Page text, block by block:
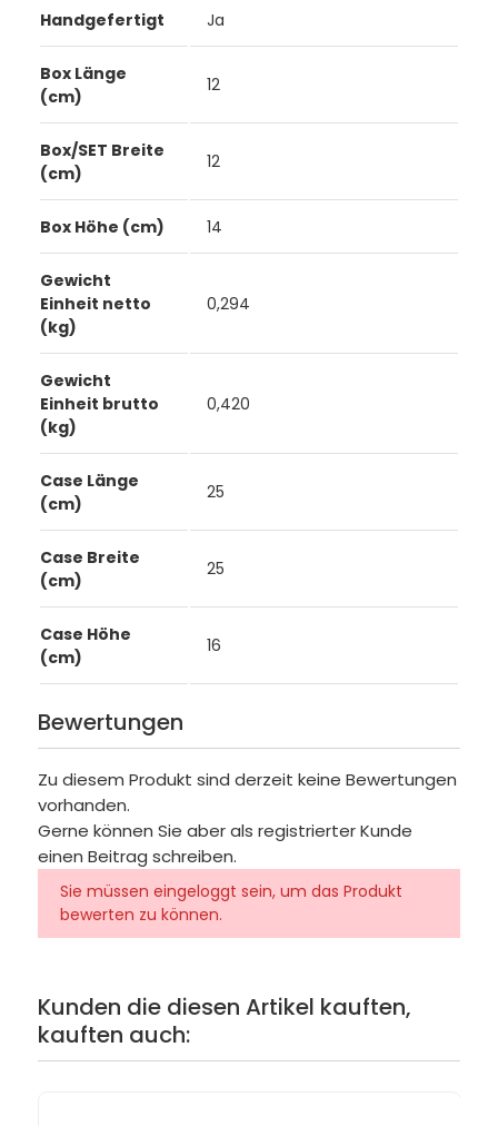
Handgefertigt Ja
Box Länge
(cm)
12
Box/SET Breite
(cm)
12
Box Höhe (cm) 14
Gewicht
Einheit netto
(kg)
0,294
Gewicht
Einheit brutto
(kg)
0,420
Case Länge
(cm)
25
Case Breite
(cm)
25
Case Höhe
(cm)
16
Bewertungen
Zu diesem Produkt sind derzeit keine Bewertungen
vorhanden.
Gerne können Sie aber als registrierter Kunde
einen Beitrag schreiben.
Sie müssen eingeloggt sein, um das Produkt
bewerten zu können.
Kunden die diesen Artikel kauften,
kauften auch: